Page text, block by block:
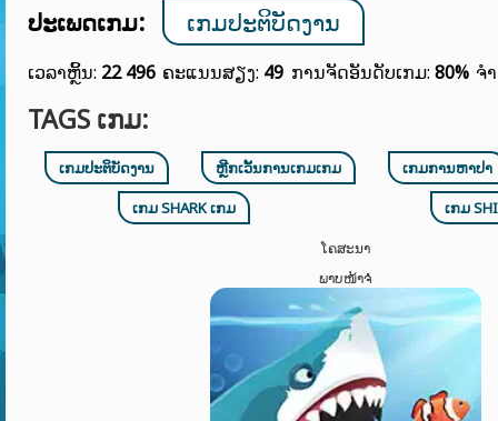
ປະເພດເກມ:
ເກມປະຕິບັດງານ
ເວລາຫຼິ້ນ: 22 496 ຄະແນນສຽງ: 49 ການຈັດອັນດັບເກມ: 80% ຈ
TAGS ເກມ:
ເກມປະຕິບັດງານ ຫຼີກເວັ້ນການເກມເກມ
ເກມການຫາປາ
ເກມ SHARK ເກມ
ເກມ
ໂຄສະນາ
ພາບໜ້າຈໍ